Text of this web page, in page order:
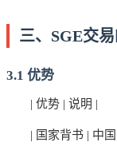
三、SGE交
3.1 优势
| 优势 | 说明 |
| 国家背书 | 中